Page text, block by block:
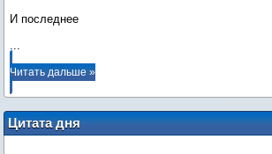
...
Читать дальше »
Цитата дня